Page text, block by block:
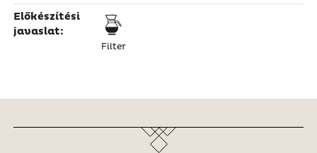
Előkészítési
javaslat:
Filter